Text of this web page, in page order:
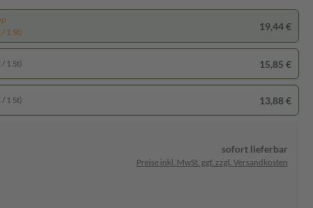
1 St)
19,44 €
1 St) 15,85 €
1 St) 13,88 €
sofort lieferbar
Preise inkl. MwSt. ggf. zzgl. Versandkosten